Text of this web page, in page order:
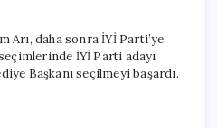
Arı, daha sonra İYİ Parti’ye
İYİ Parti adayı
Başkanı seçilmeyi başardı.